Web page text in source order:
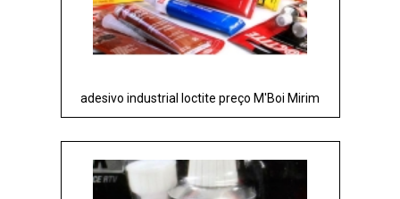
adesivo industrial loctite preço M'Boi Mirim